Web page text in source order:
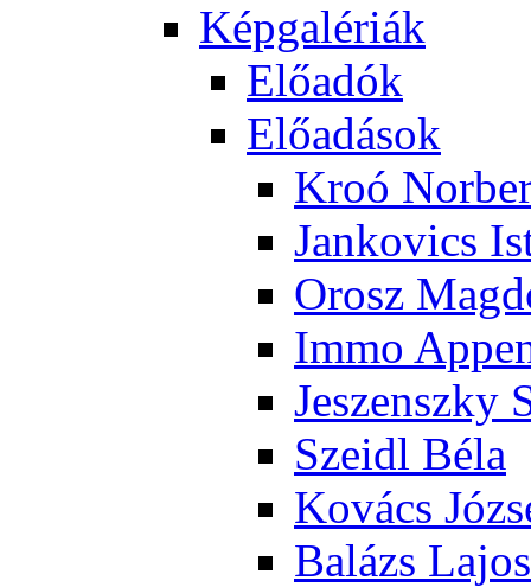
Kép­ga­lé­ri­ák
Elő­adók
Elő­adá­sok
Kroó
Jan­ko­vics
Orosz
Im­mo
Je­szensz­ky
Szeidl Bé­la
Ko­vács
Ba­lázs La­jos